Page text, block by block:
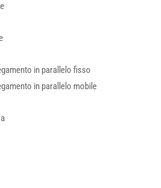
in parallelo fisso
in parallelo mobile